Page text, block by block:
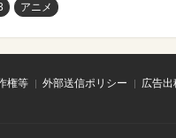
アニメ
権等 外部送信ポリシー
広告